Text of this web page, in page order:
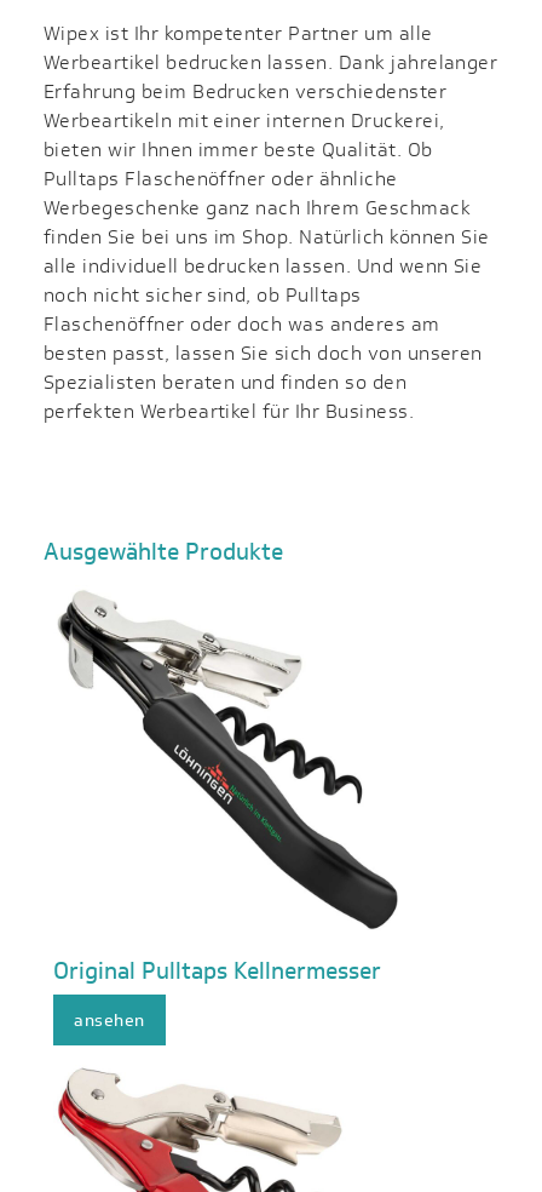
Wipex ist Ihr kompetenter Partner um alle
Werbeartikel bedrucken lassen. Dank jahrelanger
Erfahrung beim Bedrucken verschiedenster
Werbeartikeln mit einer internen Druckerei,
bieten wir Ihnen immer beste Qualität. Ob
Pulltaps Flaschenöffner oder ähnliche
Werbegeschenke ganz nach Ihrem Geschmack
finden Sie bei uns im Shop. Natürlich können Sie
alle individuell bedrucken lassen. Und wenn Sie
noch nicht sicher sind, ob Pulltaps
Flaschenöffner oder doch was anderes am
besten passt, lassen Sie sich doch von unseren
Spezialisten beraten und finden so den
perfekten Werbeartikel für Ihr Business.
Ausgewählte Produkte
Original Pulltaps Kellnermesser
ansehen